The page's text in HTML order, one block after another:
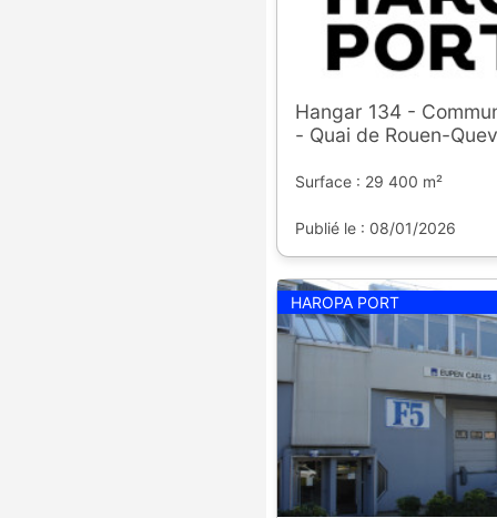
Hangar 134 -
- Quai de Rouen-
Surface : 29 400 m²
Publié le : 08/01/2026
HAROPA PORT